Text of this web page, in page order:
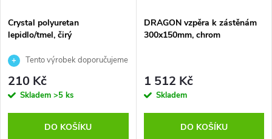
p
r
o
d
s
p
r
o
Crystal polyuretan
lepidlo/tmel, čirý
Tento výrobek doporučujeme
pro utěsnění sprchových dveří a
koutů
210 Kč
Skladem >5 ks
DO KOŠÍKU
DRAGON vzpěra k zástěnám
300x150mm, chrom
1 512 Kč
Skladem
DO KOŠÍKU